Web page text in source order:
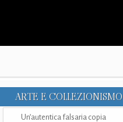
ARTE E COLLEZIONISMO
Un’autentica falsaria copia